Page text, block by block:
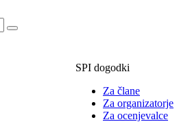
SPI dogodki
Za člane
Za organizatorje
Za ocenjevalce